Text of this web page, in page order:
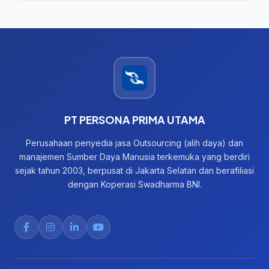
PT PERSONA PRIMA UTAMA
Perusahaan penyedia jasa Outsourcing (alih daya) dan
manajemen Sumber Daya Manusia terkemuka yang berdiri
sejak tahun 2003, berpusat di Jakarta Selatan dan berafiliasi
dengan Koperasi Swadharma BNI.